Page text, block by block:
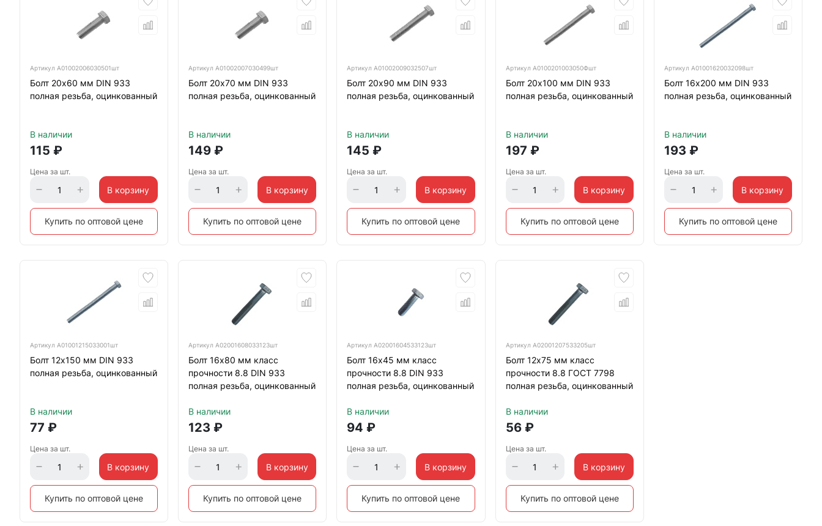
Артикул А01002006030501шт
Болт 20х60 мм DIN 933
полная резьба, оцинкованный
В наличии
115 ₽
Цена за шт.
В корзину
Купить по оптовой цене
Артикул А01002007030499шт
Болт 20х70 мм DIN 933
полная резьба, оцинкованный
В наличии
149 ₽
Цена за шт.
В корзину
Купить по оптовой цене
Артикул А01002009032507шт
Болт 20х90 мм DIN 933
полная резьба, оцинкованный
В наличии
145 ₽
Цена за шт.
В корзину
Купить по оптовой цене
Артикул А0100201003050Фшт
Болт 20х100 мм DIN 933
полная резьба, оцинкованный
В наличии
197 ₽
Цена за шт.
В корзину
Купить по оптовой цене
Артикул А01001620032098шт
Болт 16х200 мм DIN 933
полная резьба, оцинкованный
В наличии
193 ₽
Цена за шт.
В корзину
Купить по оптовой цене
Артикул А01001215033001шт
Болт 12х150 мм DIN 933
полная резьба, оцинкованный
В наличии
77 ₽
Цена за шт.
В корзину
Купить по оптовой цене
Артикул А02001608033123шт
Болт 16х80 мм класс
прочности 8.8 DIN 933
полная резьба, оцинкованный
В наличии
123 ₽
Цена за шт.
В корзину
Купить по оптовой цене
Артикул А02001604533123шт
Болт 16х45 мм класс
прочности 8.8 DIN 933
полная резьба, оцинкованный
В наличии
94 ₽
Цена за шт.
В корзину
Купить по оптовой цене
Артикул А02001207533205шт
Болт 12х75 мм класс
прочности 8.8 ГОСТ 7798
полная резьба, оцинкованный
В наличии
56₽
Цена за шт.
В корзину
Купить по оптовой цене